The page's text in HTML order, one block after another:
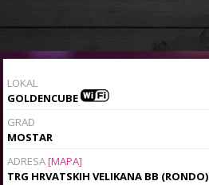
LOKAL
GOLDENCUBE
GRAD
MOSTAR
ADRESA[MAPA]
TRG HRVATSKIH VELIKANA BB (RONDO)